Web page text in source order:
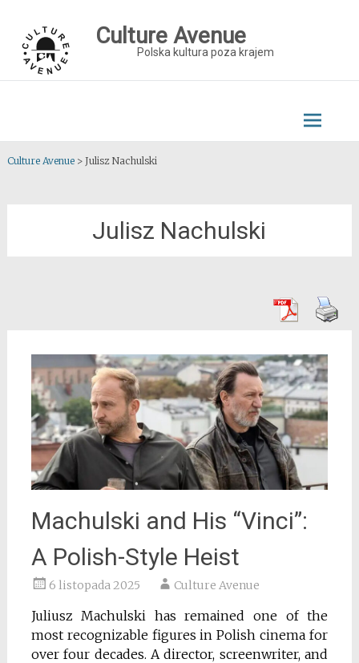
content
Culture Avenue
Polska kultura poza krajem
Culture Avenue> Julisz Nachulski
Julisz Nachulski
Machulski and His “Vinci”:
A Polish-Style Heist
6 listopada 2025 Culture Avenue
Juliusz Machulski has remained one of the
most recognizable figures in Polish cinema for
over four decades. A director, screenwriter, and